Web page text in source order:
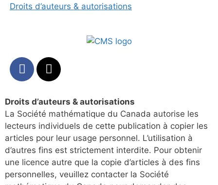
Droits d’auteurs & autorisations
Droits d’auteurs & autorisations
La Société mathématique du Canada autorise les
lecteurs individuels de cette publication à copier les
articles pour leur usage personnel. L’utilisation à
d’autres fins est strictement interdite. Pour obtenir
une licence autre que la copie d’articles à des fins
personnelles, veuillez contacter la Société